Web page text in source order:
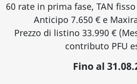
60 rate in prima fase, TAN fisso
Anticipo 7.650 € e
Prezzo di listino 33.990 €
contributo PFU
Fino al